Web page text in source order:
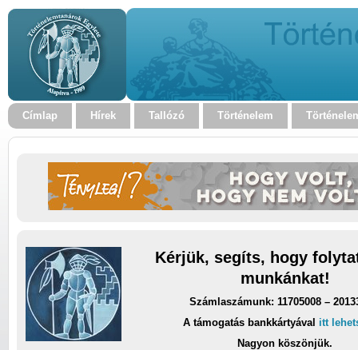
Címlap Hírek Tallózó Történelem
Kérjük, segíts, hogy
munkánkat!
Számlaszámunk: 11705008 –
A támogatás bankkártyával itt
Nagyon köszönjük.